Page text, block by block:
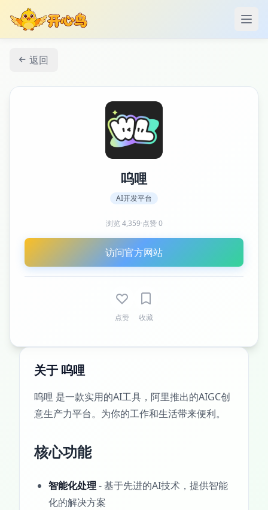
打开
返回
呜哩
AI开发平台
浏览4,359·点赞0
访问官方网站
点赞 收藏
关于 呜哩
呜哩 是一款实用的AI工具，阿里推出的AIGC创
意生产力平台。为你的工作和生活带来便利。
核心功能
智能化处理 - 基于先进的AI技术，提供智能
化的解决方案